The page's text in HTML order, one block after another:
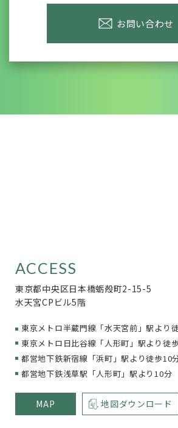
お問い合わせ
ACCESS
東京都中央区日本橋蛎殻町2-15-5
水天宮CPビル5階
東京メトロ半蔵門線「水天宮前」駅より
東京メトロ日比谷線「人形町」駅より徒
都営地下鉄新宿線「浜町」駅より徒歩10
都営地下鉄浅草駅「人形町」駅より10分
MAP 地図ダウンロード